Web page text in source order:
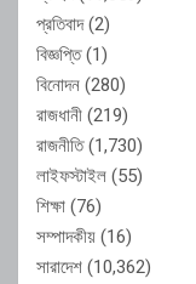
প্রতিবাদ(2)
বিজ্ঞপ্তি(1)
বিনোদন (280)
রাজধানী (219)
রাজনীতি(1,730)
লাইফস্টাইল (55)
শিক্ষা (76)
সম্পাদকীয় (16)
সারাদেশ (10,362)